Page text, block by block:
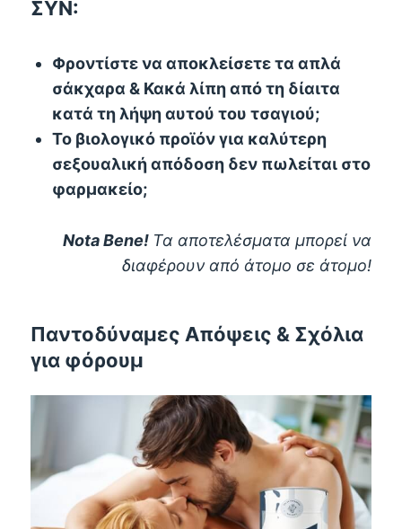
ΣΥΝ:
Φροντίστε να αποκλείσετε τα απλά
σάκχαρα & Κακά λίπη από τη δίαιτα
κατά τη λήψη αυτού του τσαγιού;
Το βιολογικό προϊόν για καλύτερη
σεξουαλική απόδοση δεν πωλείται στο
φαρμακείο;
Nota Bene! Τα αποτελέσματα μπορεί να
διαφέρουν από άτομο σε άτομο!
Παντοδύναμες Απόψεις & Σχόλια
για φόρουμ